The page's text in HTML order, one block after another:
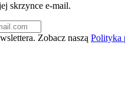
skrzynce e-mail.
Zobacz naszą Polityka